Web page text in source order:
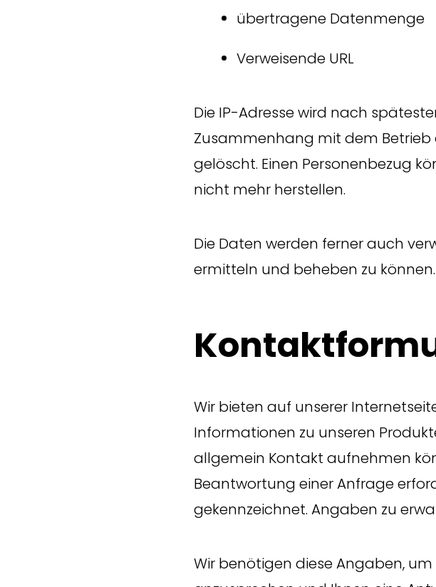
übertragene Datenmenge
Verweisende URL
Die IP-Adresse wird nach
Zusammenhang mit dem Betrieb
gelöscht. Einen Personenbezug
nicht mehr herstellen.
Die Daten werden ferner auch
ermitteln und beheben zu können.
Wir bieten auf unserer
Informationen zu unseren
allgemein Kontakt aufnehmen
Beantwortung einer Anfrage
gekennzeichnet. Angaben zu
Wir benötigen diese Angaben,